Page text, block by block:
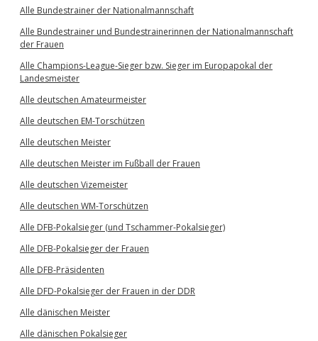
Alle Bundestrainer der Nationalmannschaft
Alle Bundestrainer und Bundestrainerinnen der Nationalmannschaft
der Frauen
Alle Champions-League-Sieger bzw. Sieger im Europapokal der
Landesmeister
Alle deutschen Amateurmeister
Alle deutschen EM-Torschützen
Alle deutschen Meister
Alle deutschen Meister im Fußball der Frauen
Alle deutschen Vizemeister
Alle deutschen WM-Torschützen
Alle DFB-Pokalsieger (und Tschammer-Pokalsieger)
Alle DFB-Pokalsieger der Frauen
Alle DFB-Präsidenten
Alle DFD-Pokalsieger der Frauen in der DDR
Alle dänischen Meister
Alle dänischen Pokalsieger